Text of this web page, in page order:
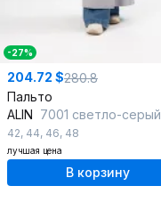
-27%
204.72 $280.8
Пальто
ALIN 7001 светло-серый
42, 44, 46, 48
лучшая цена
В корзину